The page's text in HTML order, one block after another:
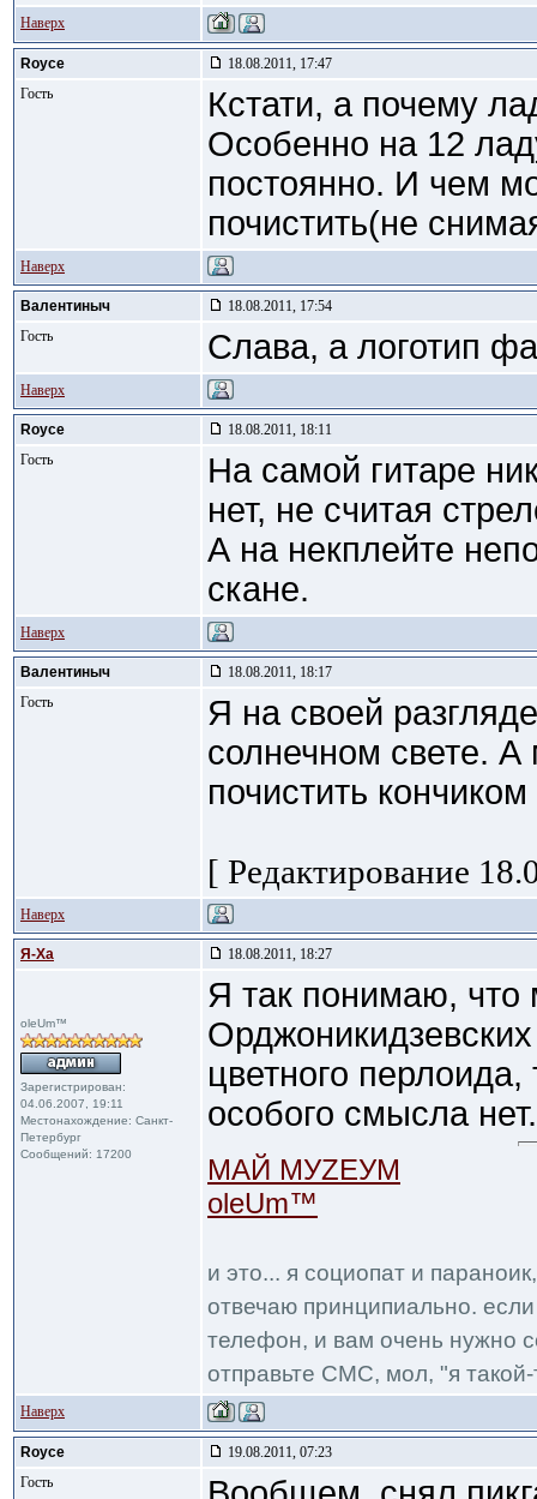
Наверх
Royce
18.08.2011, 17:47
Гость
Кстати, а почему
Особенно на 12
постоянно. И чем
почистить(не
Наверх
Валентиныч
18.08.2011, 17:54
Гость
Слава, а логотип
Наверх
Royce
18.08.2011, 18:11
Гость
На самой гитаре
нет, не считая
А на некплейте
скане.
Наверх
Валентиныч
18.08.2011, 18:17
Гость
Я на своей
солнечном свете.
почистить
[ Редактирование
Наверх
Я-Ха 18.08.2011, 18:27
oleUm™
Зарегистрирован:
04.06.2007, 19:11
Местонахождение: Санкт-
Петербург
Сообщений: 17200
Я так понимаю, что
цветного перлоида,
особого смысла нет.
МАЙ МУZЕУМ
oleUm™
и это... я социопат и
отвечаю принципиально.
телефон, и вам очень нужно
отправьте СМС, мол, "я такой-
Наверх
Royce
19.08.2011, 07:23
Гость